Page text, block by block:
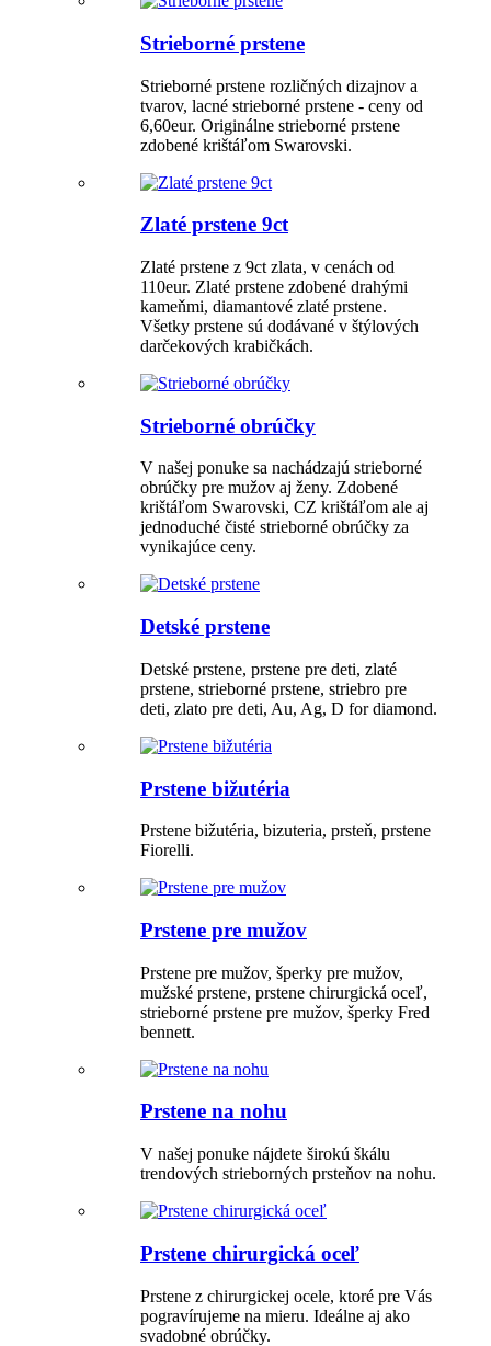
Strieborné prstene
Strieborné prstene rozličných dizajnov a
tvarov, lacné strieborné prstene - ceny od
6,60eur. Originálne strieborné prstene
zdobené krištáľom Swarovski.
Zlaté prstene 9ct
Zlaté prstene z 9ct zlata, v cenách od
110eur. Zlaté prstene zdobené drahými
kameňmi, diamantové zlaté prstene.
Všetky prstene sú dodávané v štýlových
darčekových krabičkách.
Strieborné obrúčky
V našej ponuke sa nachádzajú strieborné
obrúčky pre mužov aj ženy. Zdobené
krištáľom Swarovski, CZ krištáľom ale aj
jednoduché čisté strieborné obrúčky za
vynikajúce ceny.
Detské prstene
Detské prstene, prstene pre deti, zlaté
prstene, strieborné prstene, striebro pre
deti, zlato pre deti, Au, Ag, D for diamond.
Prstene bižutéria
Prstene bižutéria, bizuteria, prsteň, prstene
Fiorelli.
Prstene pre mužov
Prstene pre mužov, šperky pre mužov,
mužské prstene, prstene chirurgická oceľ,
strieborné prstene pre mužov, šperky Fred
bennett.
Prstene na nohu
V našej ponuke nájdete širokú škálu
trendových strieborných prsteňov na nohu.
Prstene chirurgická oceľ
Prstene z chirurgickej ocele, ktoré pre Vás
pogravírujeme na mieru. Ideálne aj ako
svadobné obrúčky.